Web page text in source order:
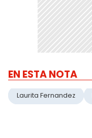
EN ESTA NOTA
Laurita Fernandez